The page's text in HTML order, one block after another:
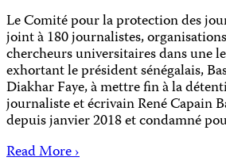
Le Comité pour la protection des
joint à 180 journalistes,
chercheurs universitaires dans une
exhortant le président sénégalais,
Diakhar Faye, à mettre fin à la
journaliste et écrivain René Capain
depuis janvier 2018 et condamné
Read More ›